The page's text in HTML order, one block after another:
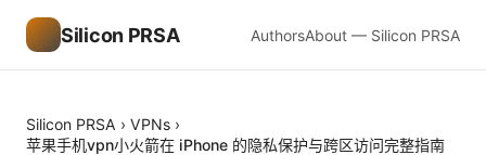
Silicon PRSA AuthorsAbout — Silicon PRSA
Silicon PRSA › VPNs ›
苹果手机vpn小火箭在 iPhone 的隐私保护与跨区访问完整指南